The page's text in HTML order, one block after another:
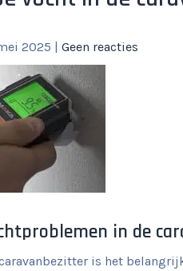
2025 | Geen reacties
in de
is het